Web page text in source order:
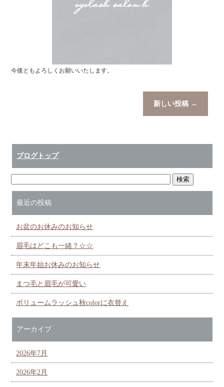
今後ともよろしくお願いいたします。
新しい投稿 →
ブログトップ
最近の投稿
お盆のお休みのお知らせ
眉毛はどこも一緒？☆☆
年末年始お休みのお知らせ
まつ毛と眉毛が可愛い
ボリュームラッシュ秋colorに衣替え
アーカイブ
2026年7月
2026年2月